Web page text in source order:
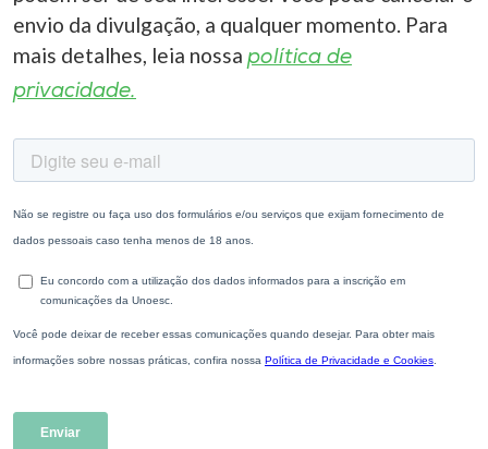
envio da divulgação, a qualquer momento. Para
mais detalhes, leia nossa política de
privacidade.